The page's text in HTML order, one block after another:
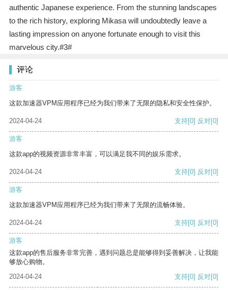
authentic Japanese experience. From the stunning landscapes
to the rich history, exploring Mikasa will undoubtedly leave a
lasting impression on anyone fortunate enough to visit this
marvelous city.#3#
评论
游客
这款加速器VPM应用程序已经为我们带来了无限的隐私和安全性保护。
2024-04-24 支持[0] 反对[0]
游客
这款app的视频资源非常丰富，可以满足我不同的娱乐需求。
2024-04-24 支持[0] 反对[0]
游客
这款加速器VPM应用程序已经为我们带来了无限的流畅体验。
2024-04-24 支持[0] 反对[0]
游客
这款app的售后服务非常完善，遇到问题总是能够得到妥善解决，让我能
够放心购物。
2024-04-24
支持[0] 反对[0]